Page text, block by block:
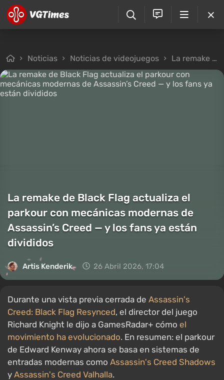
Noticias Noticias de videojuegos La remake de Black Flag actualiza el parkour con mecánicas modernas de Assassin’s Creed — y los fans ya están divididos
La remake de Black Flag actualiza el
parkour con mecánicas modernas de
Assassin’s Creed — y los fans ya están
divididos
Artis Kenderik 26 Abril 2026, 17:04
Durante una vista previa cerrada de Assassin's
Creed: Black Flag Resynced, el director del juego
Richard Knight le dijo a GamesRadar+ cómo el
movimiento ha evolucionado. En resumen: el parkour
de Edward Kenway ahora se basa en sistemas de
entradas modernas como Assassin's Creed Shadows
y Assassin's Creed Valhalla.